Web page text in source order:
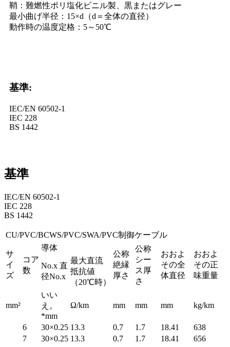
鞘：難燃性ポリ塩化ビニル製、黒またはグレー
最小曲げ半径：15×d（d＝全体の直径）
動作時の温度定格：5～50℃
基準:
IEC/EN 60502-1
IEC 228
BS 1442
基準
IEC/EN 60502-1
IEC 228
BS 1442
CU/PVC/BCWS/PVC/SWA/PVC制御ケーブル
サ
イ
ズ
コア
数
導体
公称
絶縁
厚さ
公称
シー
ス厚
さ
おおよ
その全
体直径
おおよ
その正
味重量
No.x 直
径No.x
最大直流
抵抗値
（20℃時）
mm²
いい
え。
*mm
Ω/km mm mm mm kg/km
6 30×0.25 13.3 0.7 1.7 18.41
638
7
30×0.25 13.3 0.7 1.7 18.41
656